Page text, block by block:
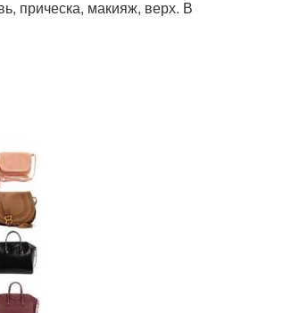
прическа, макияж, верх. В